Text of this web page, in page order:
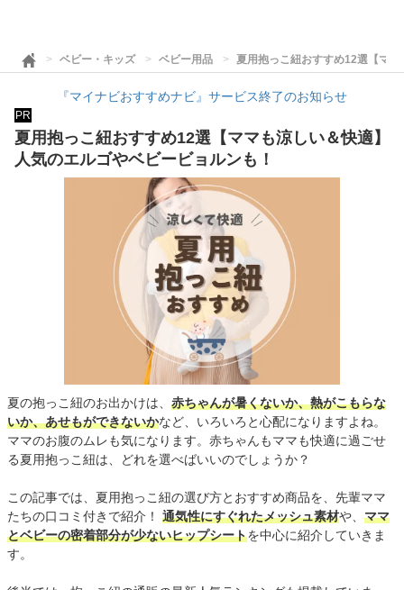
ベビー・キッズ ベビー用品 夏用抱っこ紐おすすめ12選【マ
『マイナビおすすめナビ』サービス終了のお知らせ
PR
夏用抱っこ紐おすすめ12選【ママも涼しい＆快適】
人気のエルゴやベビービョルンも！
夏の抱っこ紐のお出かけは、 赤ちゃんが暑くないか、熱がこもらな
いか、あせもができないかなど、いろいろと心配になりますよね。
ママのお腹のムレも気になります。赤ちゃんもママも快適に過ごせ
る夏用抱っこ紐は、どれを選べばいいのでしょうか？
この記事では、夏用抱っこ紐の選び方とおすすめ商品を、先輩ママ
たちの口コミ付きで紹介！ 通気性にすぐれたメッシュ素材や、 ママ
とベビーの密着部分が少ないヒップシートを中心に紹介していきま
す。